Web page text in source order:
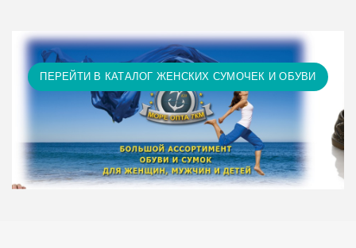
ПЕРЕЙТИ В КАТАЛОГ ЖЕНСКИХ СУМОЧЕК И ОБУВИ